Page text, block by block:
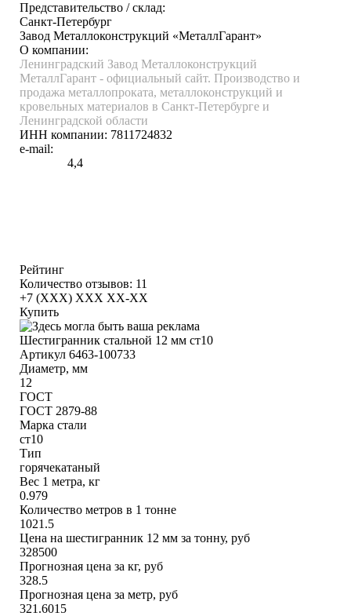
Представительство / склад:
Санкт-Петербург
Завод Металлоконструкций «МеталлГарант»
О компании:
Ленинградский Завод Металлоконструкций
МеталлГарант - официальный сайт. Производство и
продажа металлопроката, металлоконструкций и
кровельных материалов в Санкт-Петербурге и
Ленинградской области
ИНН компании: 7811724832
e-mail:
Рейтинг
4,4
Количество отзывов: 11
+7 (XXX) ХХХ ХХ-ХХ
Купить
Шестигранник стальной 12 мм ст10
Артикул 6463-100733
Диаметр, мм
12
ГОСТ
ГОСТ 2879-88
Марка стали
ст10
Тип
горячекатаный
Вес 1 метра, кг
0.979
Количество метров в 1 тонне
1021.5
Цена на шестигранник 12 мм за тонну, руб
328500
Прогнозная цена за кг, руб
328.5
Прогнозная цена за метр, руб
321.6015